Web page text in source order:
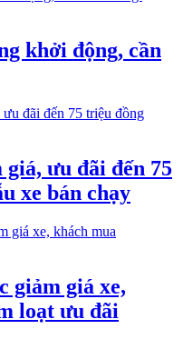
khởi động, cần
ưu đãi đến 75
xe bán chạy
giảm giá xe,
loạt ưu đãi